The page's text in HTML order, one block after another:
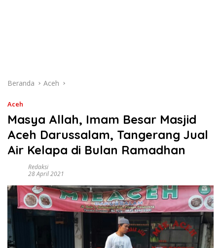
Beranda Aceh
Aceh
Masya Allah, Imam Besar Masjid
Aceh Darussalam, Tangerang Jual
Air Kelapa di Bulan Ramadhan
Redaksi
28 April 2021